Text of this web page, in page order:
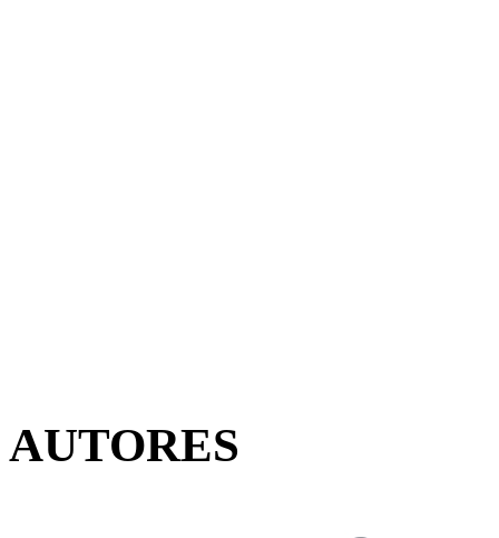
AUTORES